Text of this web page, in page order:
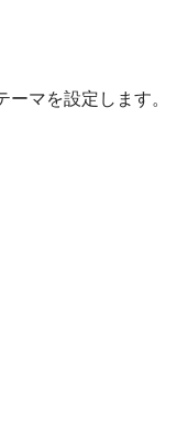
マを設定します。